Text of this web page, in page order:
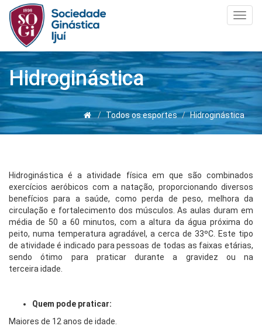
Hidroginástica
Todos os esportes Hidroginástica
Hidroginástica é a atividade física em que são combinados
exercícios aeróbicos com a natação, proporcionando diversos
benefícios para a saúde, como perda de peso, melhora da
circulação e fortalecimento dos músculos. As aulas duram em
média de 50 a 60 minutos, com a altura da água próxima do
peito, numa temperatura agradável, a cerca de 33ºC. Este tipo
de atividade é indicado para pessoas de todas as faixas etárias,
sendo ótimo para praticar durante a gravidez ou na
terceira idade.
Quem pode praticar:
Maiores de 12 anos de idade.